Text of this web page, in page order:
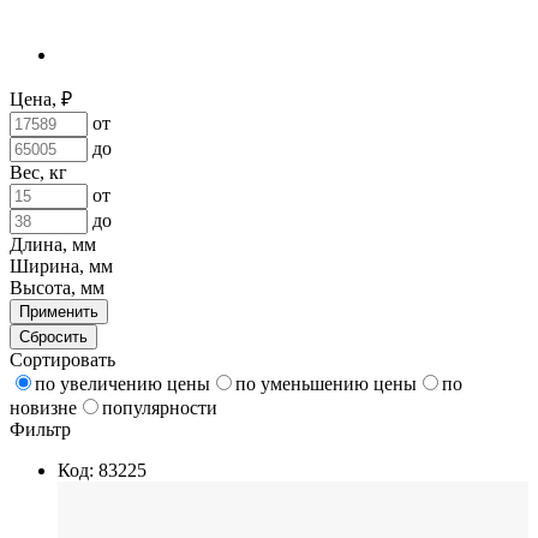
Цена, ₽
от
до
Вес, кг
от
до
Длина, мм
Ширина, мм
Высота, мм
Применить
Сбросить
Сортировать
по увеличению цены
по уменьшению цены
по
новизне
популярности
Фильтр
Код: 83225